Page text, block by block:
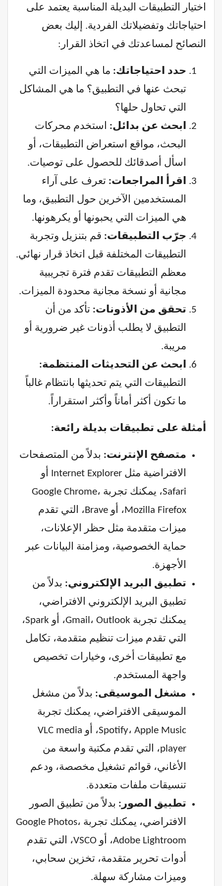
اختيار التطبيقات البديلة المناسبة يعتمد على
احتياجاتك وتفضيلاتك الفردية. إليك بعض
النصائح لمساعدتك في اتخاذ القرار:
حدد احتياجاتك: ما هي الميزات التي
تبحث عنها في التطبيق؟ ما هي المشاكل
التي تحاول حلها؟
ابحث عن بدائل: استخدم محركات
البحث، مواقع استعراض التطبيقات، أو
اسأل أصدقائك للحصول على توصيات.
اقرأ المراجعات: تعرف على آراء
المستخدمين الآخرين حول التطبيق، وما
هي الميزات التي يحبونها أو يكرهونها.
جرّب التطبيقات: قم بتنزيل وتجربة
التطبيقات المختلفة قبل اتخاذ قرار نهائي.
معظم التطبيقات تقدم فترة تجريبية
مجانية أو نسخة مجانية محدودة الميزات.
تحقق من الأذونات: تأكد من أن
التطبيق لا يطلب أذونات غير ضرورية أو
مريبة.
ابحث عن التحديثات المنتظمة:
التطبيقات التي يتم تحديثها بانتظام غالباً
ما تكون أكثر أماناً وأكثر استقراراً.
أمثلة على تطبيقات بديلة رائعة:
متصفح الإنترنت: بدلاً من المتصفحات
الافتراضية مثل Internet Explorer أو
Safari، يمكنك تجربة Google Chrome،
Mozilla Firefox، أو Brave، التي تقدم
ميزات متقدمة مثل حظر الإعلانات،
حماية الخصوصية، ومزامنة البيانات عبر
الأجهزة.
تطبيق البريد الإلكتروني: بدلاً من
تطبيق البريد الإلكتروني الافتراضي،
يمكنك تجربة Gmail، Outlook، أو Spark،
التي تقدم ميزات تنظيم متقدمة، تكامل
مع تطبيقات أخرى، وخيارات تخصيص
واجهة المستخدم.
مشغل الموسيقى: بدلاً من مشغل
الموسيقى الافتراضي، يمكنك تجربة
Spotify، Apple Music، أو VLC media
player، التي تقدم مكتبة واسعة من
الأغاني، قوائم تشغيل مخصصة، ودعم
تنسيقات ملفات متعددة.
تطبيق الصور: بدلاً من تطبيق الصور
الافتراضي، يمكنك تجربة Google Photos،
Adobe Lightroom، أو VSCO، التي تقدم
أدوات تحرير متقدمة، تخزين سحابي،
وميزات مشاركة سهلة.